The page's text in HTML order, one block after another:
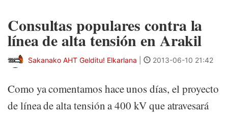
Consultas populares contra la
línea de alta tensión en Arakil
Sakanako AHT Gelditu! Elkarlana 2013-06-10 21:42
Como ya comentamos hace unos días, el proyecto
de línea de alta tensión a 400 kV que atravesará